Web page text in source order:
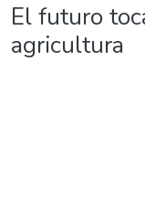
El futuro
agricultura